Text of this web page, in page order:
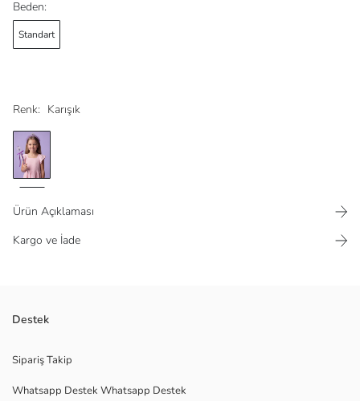
Renk: Karışık
Beden:
Standart
Ürün Açıklaması
Kargo ve İade
detaylı bir taç ve kalp şeklinde, taşlı bir asadan oluşur.
Destek
Sipariş Takip
Whatsapp Destek Whatsapp Destek